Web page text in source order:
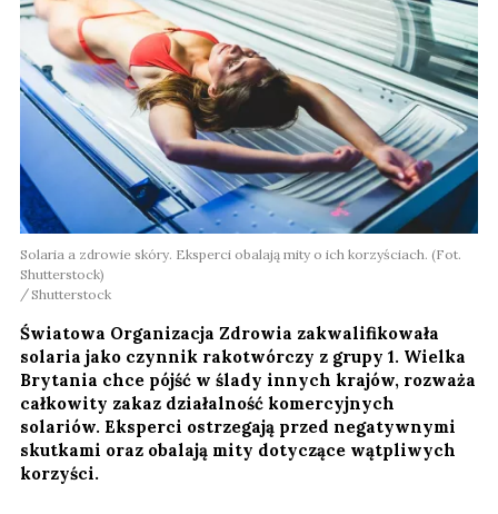
Solaria a zdrowie skóry. Eksperci obalają mity o ich korzyściach. (Fot.
Shutterstock)
Shutterstock
Światowa Organizacja Zdrowia zakwalifikowała
solaria jako czynnik rakotwórczy z grupy 1. Wielka
Brytania chce pójść w ślady innych krajów, rozważa
całkowity zakaz działalność komercyjnych
solariów. Eksperci ostrzegają przed negatywnymi
skutkami oraz obalają mity dotyczące wątpliwych
korzyści.